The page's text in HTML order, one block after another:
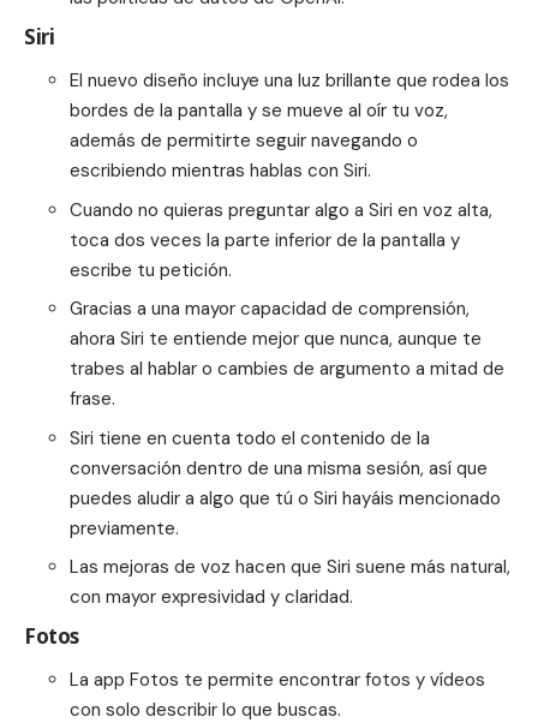
Siri
El nuevo diseño incluye una luz brillante que rodea los
bordes de la pantalla y se mueve al oír tu voz,
además de permitirte seguir navegando o
escribiendo mientras hablas con Siri.
Cuando no quieras preguntar algo a Siri en voz alta,
toca dos veces la parte inferior de la pantalla y
escribe tu petición.
Gracias a una mayor capacidad de comprensión,
ahora Siri te entiende mejor que nunca, aunque te
trabes al hablar o cambies de argumento a mitad de
frase.
Siri tiene en cuenta todo el contenido de la
conversación dentro de una misma sesión, así que
puedes aludir a algo que tú o Siri hayáis mencionado
previamente.
Las mejoras de voz hacen que Siri suene más natural,
con mayor expresividad y claridad.
Fotos
La app Fotos te permite encontrar fotos y vídeos
con solo describir lo que buscas.